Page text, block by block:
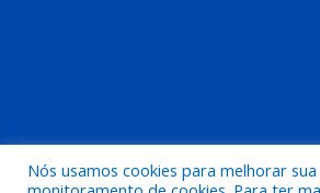
Todos os direitos
Nós usamos cookies para melhorar